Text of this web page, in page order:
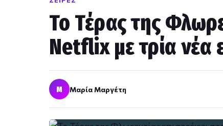
Το Τέρας της
Netflix με τρία νέα
Μ Μαρία Μαργέτη